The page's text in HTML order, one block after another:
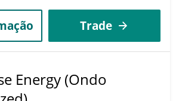
Trade
Energy (Ondo